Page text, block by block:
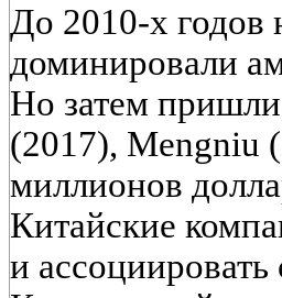
До 2010-х
доминировали
Но затем
(2017), Mengniu
миллионов
Китайские
и